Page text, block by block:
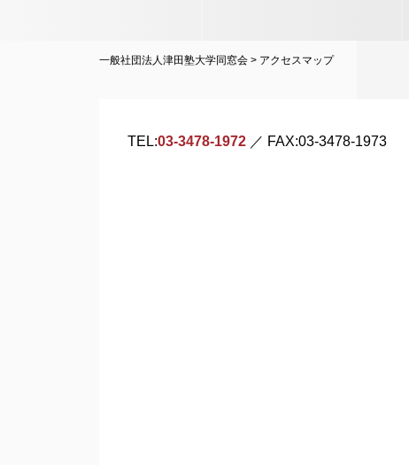
一般社団法人津田塾大学同窓会 > アクセスマップ
TEL:03-3478-1972 ／ FAX:03-3478-1973